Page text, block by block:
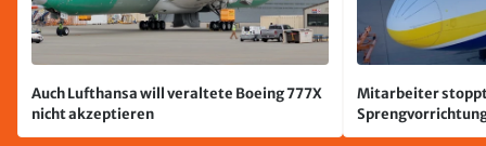
Auch Lufthansa will veraltete Boeing 777X
nicht akzeptieren
Mitarbeiter
Leipzig/Halle